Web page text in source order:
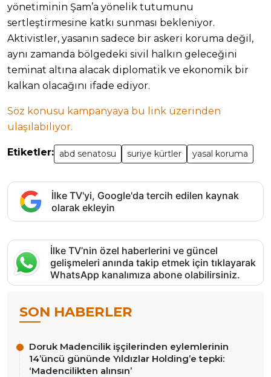
yönetiminin Şam’a yönelik tutumunu
sertleştirmesine katkı sunması bekleniyor.
Aktivistler, yasanın sadece bir askeri koruma değil,
aynı zamanda bölgedeki sivil halkın geleceğini
teminat altına alacak diplomatik ve ekonomik bir
kalkan olacağını ifade ediyor.
Söz konusu kampanyaya bu link üzerinden
ulaşılabiliyor.
Etiketler: abd senatosu suriye kürtler yasal koruma
İlke TV'yi, Google'da tercih edilen kaynak
olarak ekleyin
İlke TV’nin özel haberlerini ve güncel
gelişmeleri anında takip etmek için tıklayarak
WhatsApp kanalımıza abone olabilirsiniz.
SON HABERLER
Doruk Madencilik işçilerinden eylemlerinin
14’üncü gününde Yıldızlar Holding’e tepki:
‘Madencilikten alınsın’